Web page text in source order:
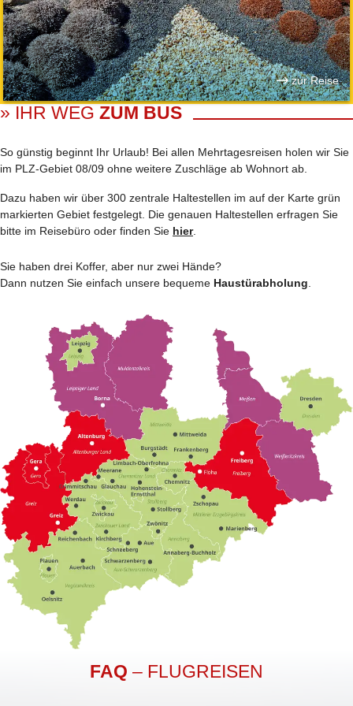
zur Reise
» IHR WEG ZUM BUS
So günstig beginnt Ihr Urlaub! Bei allen Mehrtages­reisen holen wir Sie
im PLZ-Gebiet 08/09 ohne weitere Zuschläge ab Wohnort ab.
Dazu haben wir über 300 zentrale Haltestellen im auf der Karte grün
markierten Gebiet festgelegt. Die genauen Haltestellen erfragen Sie
bitte im Reisebüro oder finden Sie hier.
Sie haben drei Koffer, aber nur zwei Hände?
Dann nutzen Sie einfach unsere bequeme Haustürabholung.
FAQ – FLUGREISEN